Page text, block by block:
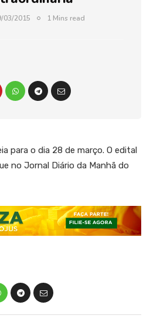
03/2015 1 Mins read
para o dia 28 de março. O edital
no Jornal Diário da Manhã do